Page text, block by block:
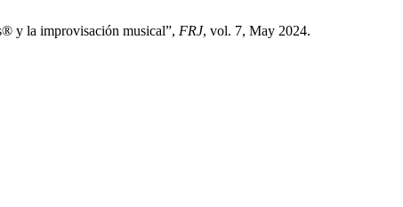
y la improvisación musical”, FRJ, vol. 7, May 2024.